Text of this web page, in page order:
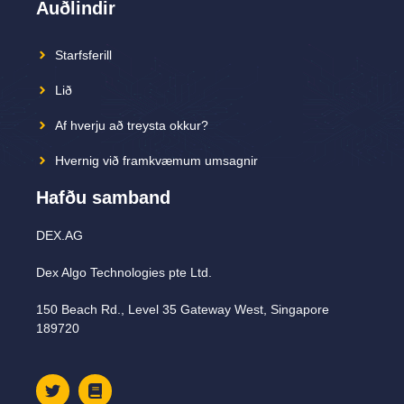
Auðlindir
Starfsferill
Lið
Af hverju að treysta okkur?
Hvernig við framkvæmum umsagnir
Hafðu samband
DEX.AG
Dex Algo Technologies pte Ltd.
150 Beach Rd., Level 35 Gateway West, Singapore
189720